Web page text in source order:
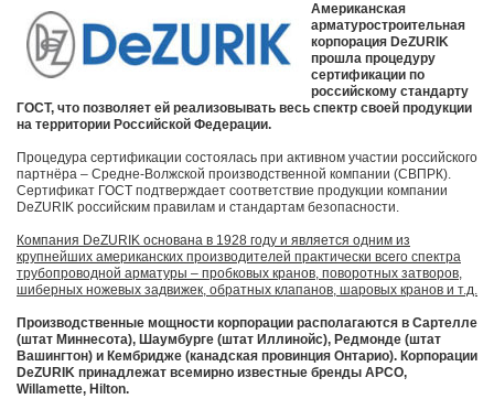
Американская
арматуростроительная
корпорация DeZURIK
прошла процедуру
сертификации по
российскому стандарту
ГОСТ, что позволяет ей реализовывать весь спектр своей продукции
на территории Российской Федерации.
Процедура сертификации состоялась при активном участии российского
партнёра – Средне-Волжской производственной компании (СВПРК).
Сертификат ГОСТ подтверждает соответствие продукции компании
DeZURIK российским правилам и стандартам безопасности.
Компания DeZURIK основана в 1928 году и является одним из
крупнейших американских производителей практически всего спектра
трубопроводной арматуры – пробковых кранов, поворотных затворов,
шиберных ножевых задвижек, обратных клапанов, шаровых кранов и т.д.
Производственные мощности корпорации располагаются в Сартелле
(штат Миннесота), Шаумбурге (штат Иллинойс), Редмонде (штат
Вашингтон) и Кембридже (канадская провинция Онтарио). Корпорации
DeZURIK принадлежат всемирно известные бренды APCO,
Willamette, Hilton.